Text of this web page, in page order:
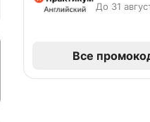
До 31
Все